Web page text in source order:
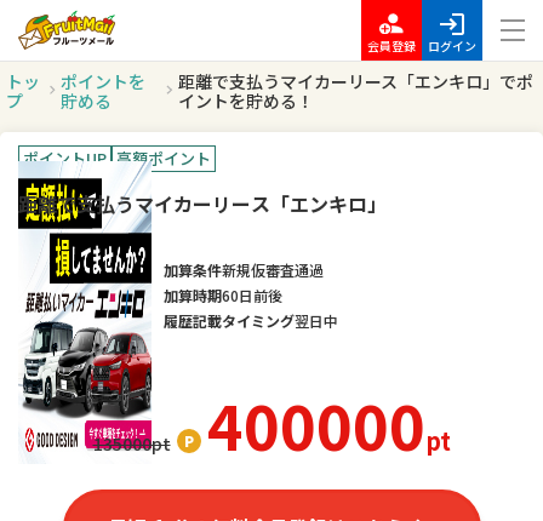
会員登録 ログイン
トッ
プ
ポイントを
貯める
距離で支払うマイカーリース「エンキロ」でポ
イントを貯める！
ポイントUP 高額ポイント
距離で支払うマイカーリース「エンキロ」
135000pt 400000pt
加算条件新規仮審査通過
加算時期60日前後
履歴記載タイミング翌日中